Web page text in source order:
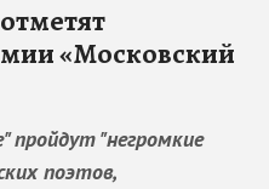
«Московский
пройдут "негромкие
поэтов,